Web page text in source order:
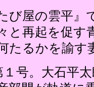
屋の雲平』で
と再起を促
たるかを諭す
１号。大石平